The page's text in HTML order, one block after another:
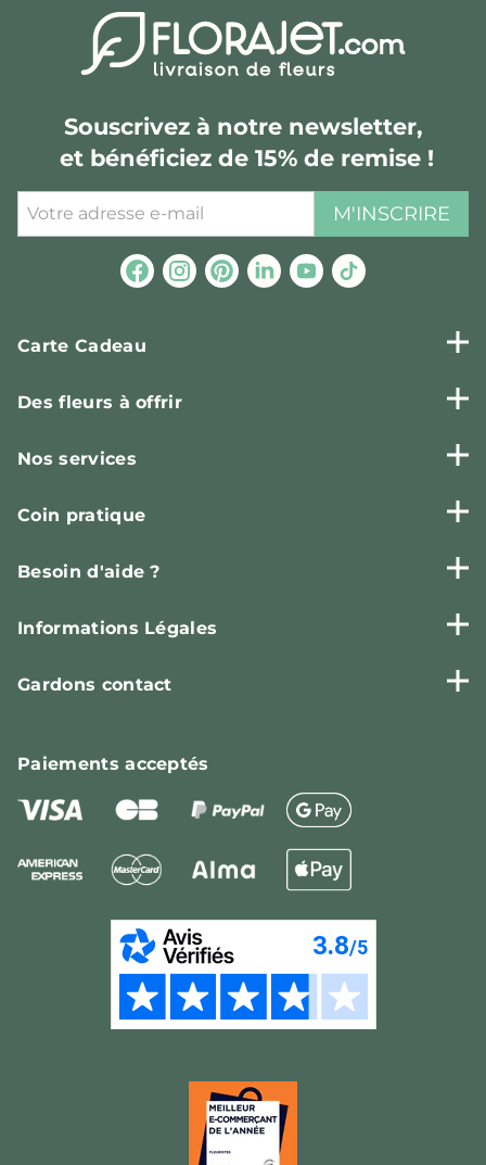
Souscrivez à notre newsletter,
et bénéficiez de 15% de remise !
M'INSCRIRE
Carte Cadeau
Des fleurs à offrir
Nos services
Coin pratique
Besoin d'aide ?
Informations Légales
Gardons contact
Paiementsacceptés